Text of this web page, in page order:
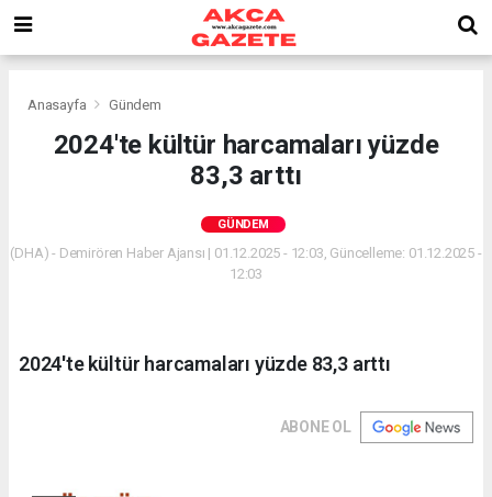
Anasayfa Gündem
2024'te kültür harcamaları yüzde
83,3 arttı
GÜNDEM
(DHA) - Demirören Haber Ajansı | 01.12.2025 - 12:03, Güncelleme: 01.12.2025 -
12:03
2024'te kültür harcamaları yüzde 83,3 arttı
ABONE OL